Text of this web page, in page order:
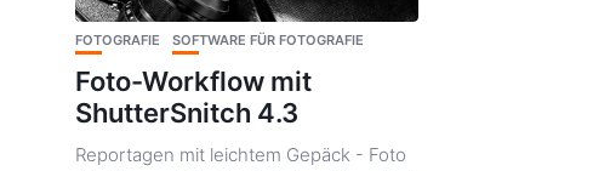
FOTOGRAFIE SOFTWARE FÜR FOTOGRAFIE
Foto-Workflow mit
ShutterSnitch 4.3
Reportagen mit leichtem Gepäck - Foto